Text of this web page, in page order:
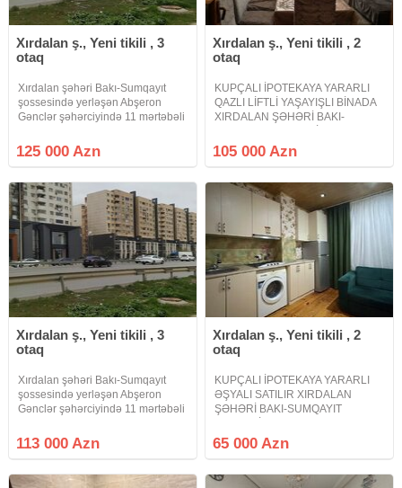
Xırdalan ş., Yeni tikili , 3
otaq
Xırdalan şəhəri Bakı-Sumqayıt
şossesində yerləşən Abşeron
Gənclər şəhərciyində 11 mərtəbəli
85 kv .m olan qanuni 3 otaqlı
super təmirli, kupçalı bina evi təcili
125 000 Azn
Xırdalan ş., Yeni tikili , 2
otaq
KUPÇALI İPOTEKAYA YARARLI
QAZLI LİFTLİ YAŞAYIŞLI BİNADA
XIRDALAN ŞƏHƏRİ BAKI-
GƏNCLƏR ŞƏHƏRCİYİNDƏ.
Xırdalan şəhəri Bakı Sumqayıt
mərkəzi ilə üzbəüz yerləşən
105 000 Azn
Xırdalan ş., Yeni tikili , 3
otaq
Xırdalan şəhəri Bakı-Sumqayıt
şossesində yerləşən Abşeron
Gənclər şəhərciyində 11 mərtəbəli
70 kv .m olan 3 otaqlı super təmirli,
kupçalı, ipotekaya yararlı bina evi
113 000 Azn
Xırdalan ş., Yeni tikili , 2
otaq
KUPÇALI İPOTEKAYA YARARLI
ƏŞYALI SATILIR XIRDALAN
ŞƏHƏRİ BAKI-SUMQAYIT
ŞƏHƏRCİYİNDƏ. Xırdalan şəhəri
Bakı-Sumqayıt yolunun kənarında
yerləşən Abşeron Gənclər
65 000 Azn